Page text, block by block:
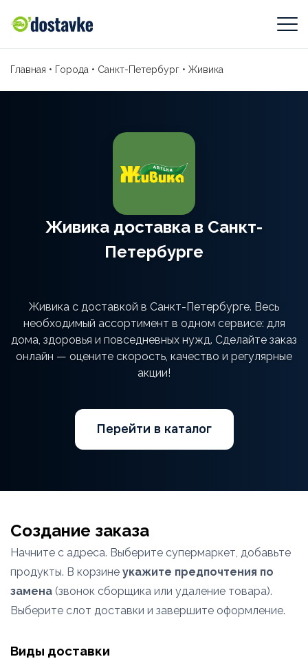
Главная • Города • Санкт-Петербург • Живика
Живика доставка в Санкт-
Петербурге
Живика с доставкой в Санкт-Петербурге. Весь
необходимый ассортимент в одном сервисе: для
дома, здоровья и повседневных нужд. Сделайте заказ
онлайн — оцените скорость, качество и регулярные
акции!
Перейти в каталог
Создание заказа
Начните с адреса. Выберите супермаркет, добавьте
продукты. В корзине укажите предпочтения по
замена (звонок сборщика или удаление товара).
Выберите слот доставки и завершите оформление.
Виды доставки